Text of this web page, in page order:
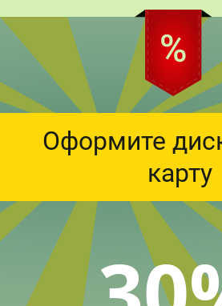
Оформите
карту